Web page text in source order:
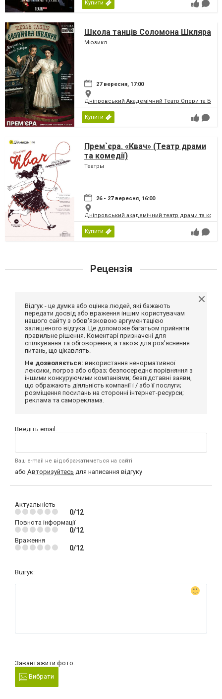
Купити
Школа танців Соломона Шкляра
Мюзикл
27 вересня, 17:00
Дніпровський Академічний Театр Опери та
Купити
Прем`єра. «Квач» (Театр драми
та комедії)
Театры
26 - 27 вересня, 16:00
Дніпровський академічний театр драми та
Купити
Рецензія
Відгук - це думка або оцінка людей, які бажають
передати досвід або враження іншим користувачам
нашого сайту з обов'язковою аргументацією
залишеного відгука. Це допоможе багатьом прийняти
правильне рішення. Коментарі призначені для
спілкування та обговорення, а також для роз'яснення
питань, що цікавлять.
Не дозволяється: використання ненормативної
лексики, погроз або образ; безпосереднє порівняння з
іншими конкуруючими компаніями; безпідставні заяви,
що ображають діяльність компанії і / або її послуги;
розміщення посилань на сторонні інтернет-ресурси;
реклама та самореклама.
Введіть email:
Ваш e-mail не відображатиметься на сайті
або Авторизуйтесь для написання відгуку
Актуальність
0/12
Повнота інформації
0/12
Враження
0/12
Відгук:
Завантажити фото:
Вибрати